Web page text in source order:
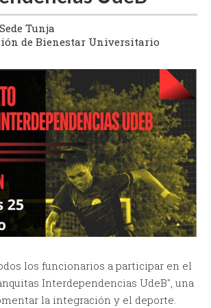
Tunja
de Bienestar Universitario
los funcionarios a participar en el
Interdependencias UdeB", una
la integración y el deporte.